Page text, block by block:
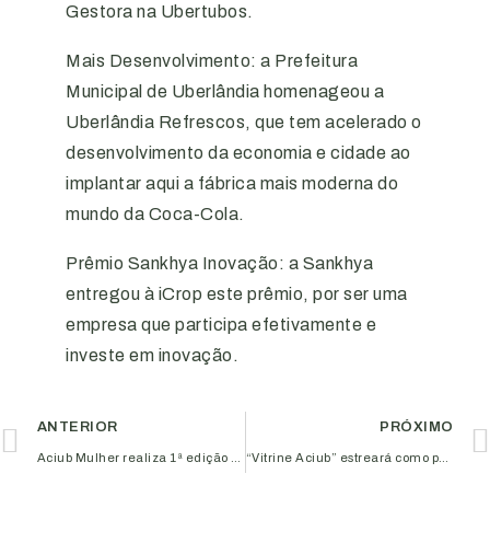
Gestora na Ubertubos.
Mais Desenvolvimento: a Prefeitura
Municipal de Uberlândia homenageou a
Uberlândia Refrescos, que tem acelerado o
desenvolvimento da economia e cidade ao
implantar aqui a fábrica mais moderna do
mundo da Coca-Cola.
Prêmio Sankhya Inovação: a Sankhya
entregou à iCrop este prêmio, por ser uma
empresa que participa efetivamente e
investe em inovação.
ANTERIOR PRÓXIMO